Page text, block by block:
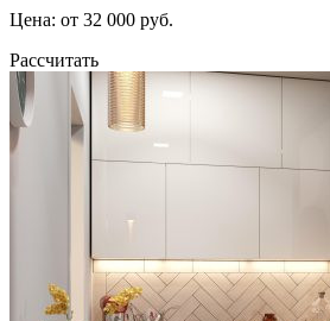
Цена: от 32 000 руб.
Рассчитать